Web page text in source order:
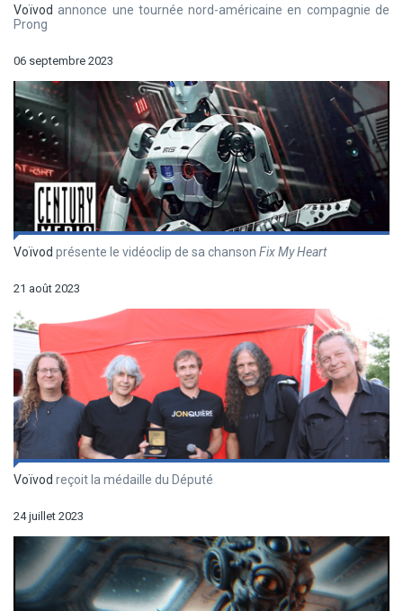
Voïvod annonce une tournée nord-américaine en compagnie de
Prong
06 septembre 2023
Voïvod présente le vidéoclip de sa chanson Fix My Heart
21 août 2023
Voïvod reçoit la médaille du Député
24 juillet 2023